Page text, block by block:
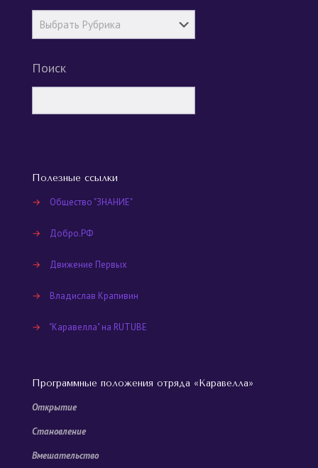
Поиск
Полезные ссылки
→ Общество "ЗНАНИЕ"
→ Добро.РФ
→ Движение Первых
→ Владислав Крапивин
→ "Каравелла" на RUTUBE
Программные положения отряда «Каравелла»
Открытие
Становление
Вмешательство